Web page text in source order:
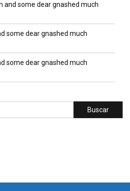
and some dear gnashed much
some dear gnashed much
some dear gnashed much